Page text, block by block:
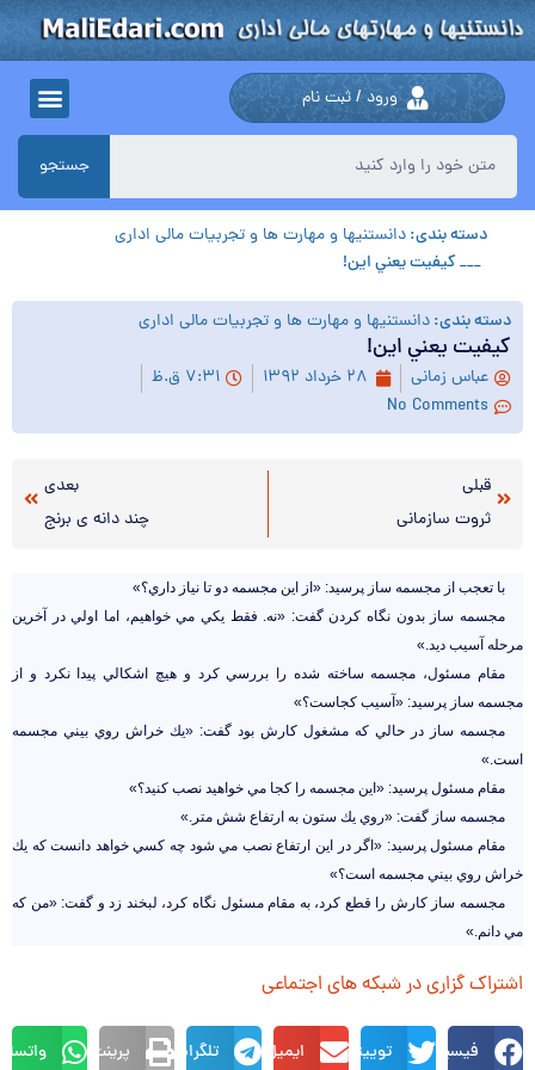
ورود / ثبت نام
جستجو
دسته بندی:دانستنیها و مهارت ها و تجربیات مالی اداری
___ كيفيت يعني اين!
دسته بندی:دانستنیها و مهارت ها و تجربیات مالی اداری
كيفيت يعني اين!
عباس زمانی ۲۸ خرداد ۱۳۹۲
۷:۳۱ ق.ظ
No Comments
قبلی
ثروت سازماني
بعدی
چند دانه ي برنج
با تعجب از مجسمه ساز پرسيد: «از اين مجسمه دو تا نياز داري؟»
مجسمه ساز بدون نگاه كردن گفت: «نه. فقط يكي مي خواهيم، اما اولي در آخرين
مرحله آسيب ديد.»
مقام مسئول، مجسمه ساخته شده را بررسي كرد و هيچ اشكالي پيدا نكرد و از
مجسمه ساز پرسيد: «آسيب كجاست؟»
مجسمه ساز در حالي كه مشغول كارش بود گفت: «يك خراش روي بيني مجسمه
است.»
مقام مسئول پرسيد: «اين مجسمه را كجا مي خواهيد نصب كنيد؟»
مجسمه ساز گفت: «روي يك ستون به ارتفاع شش متر.»
مقام مسئول پرسيد: «اگر در اين ارتفاع نصب مي شود چه كسي خواهد دانست كه يك
خراش روي بيني مجسمه است؟»
مجسمه ساز كارش را قطع كرد، به مقام مسئول نگاه كرد، لبخند زد و گفت: «من كه
مي دانم.»
اشتراک گزاری در شبکه های اجتماعی
فیسبوک توییتر ایمیل تلگرام پرینت